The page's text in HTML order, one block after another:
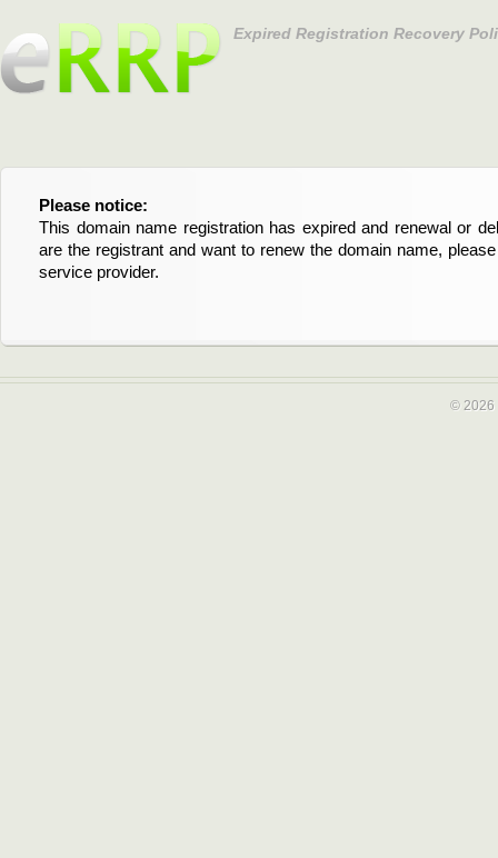
Expired Registration Recovery
Please notice:
This domain name registration has expired and renewal or
are the registrant and want to renew the domain name,
service provider.
Bitte beachten Sie:
Diese Domainregistrierung ist abgelaufen und die
Domain stehen an. Wenn Sie der Registrant sind und
verlängern möchten, kontaktieren Sie bitte Ihren Service-
© 2026